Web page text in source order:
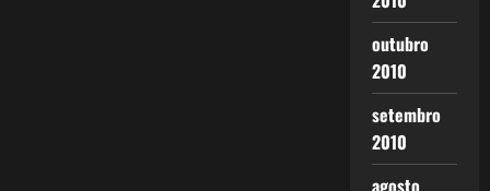
outubro
2010
setembro
2010
agosto